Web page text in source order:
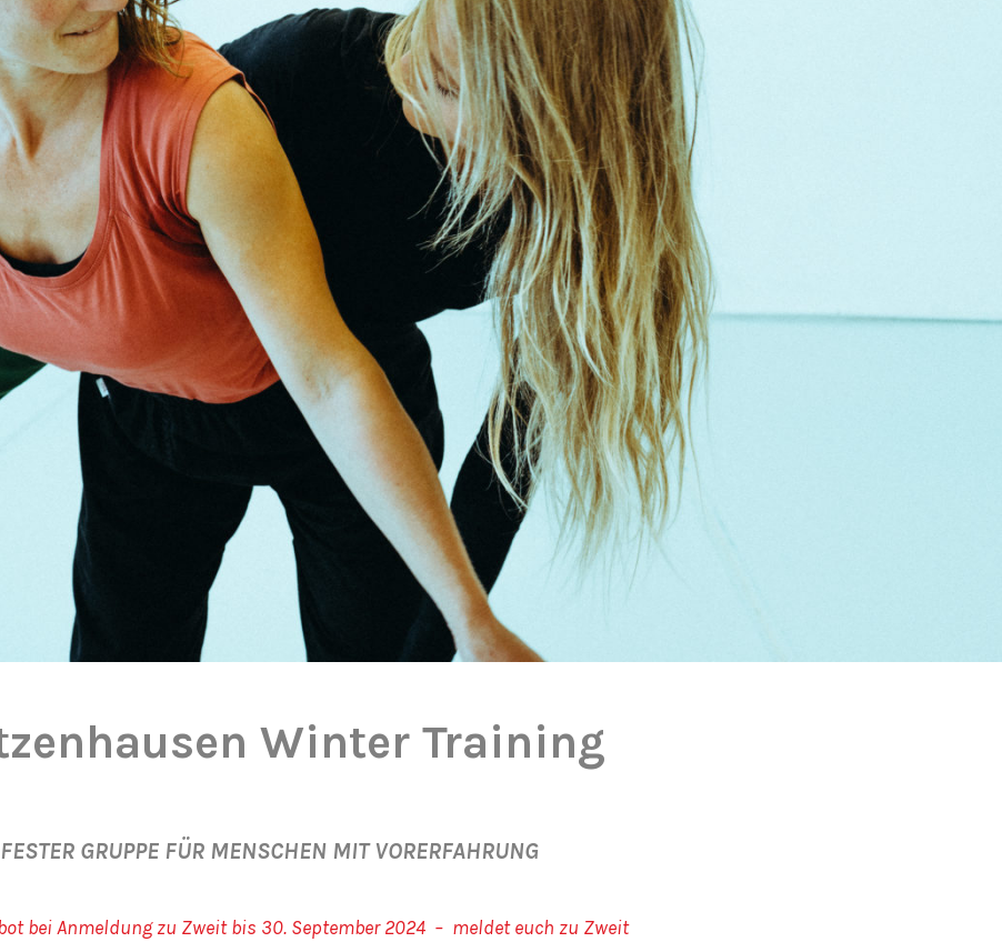
Winter Training
GRUPPE FÜR MENSCHEN MIT VORERFAHRUNG
bei Anmeldung zu Zweit bis 30. September 2024 – meldet euch zu Zweit